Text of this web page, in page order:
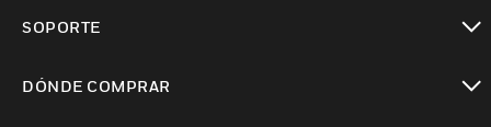
SOPORTE
DÓNDE COMPRAR